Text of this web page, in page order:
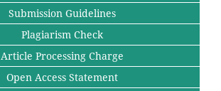
Submission Guidelines
Plagiarism Check
Article Processing Charge
Open Access Statement